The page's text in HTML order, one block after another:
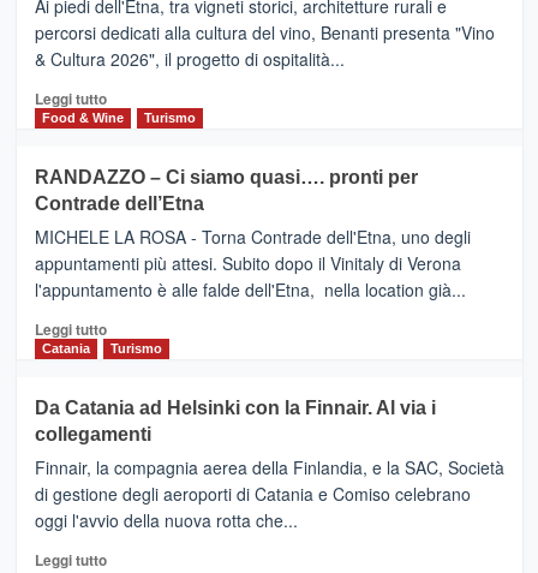
Alcantara
nei
primi
nella
classifica
PALACE
TAORMINA,
UN
HOTEL
FOUR
IL
NUOVO
SUMMER
CLUB
Ai piedi dell'Etna, tra vigneti storici, architetture rurali e
percorsi dedicati alla cultura del vino, Benanti presenta "Vino
& Cultura 2026", il progetto di ospitalità...
Leggi tuttoLeggi
di
VIAGRANDE
(Ct)
–
Benanti
presenta
“Vino
&
Cultura
tappe
dell’enoturismo
Food & Wine Turismo
RANDAZZO – Ci siamo quasi…. pronti per
Contrade dell’Etna
MICHELE LA ROSA - Torna Contrade dell'Etna, uno degli
appuntamenti più attesi. Subito dopo il Vinitaly di Verona
l'appuntamento è alle falde dell'Etna, nella location già...
Leggi tuttoLeggi
di
RANDAZZO
–
Ci
siamo
quasi….
pronti
per
Catania Turismo
Da Catania ad Helsinki con la Finnair. Al via i
collegamenti
Finnair, la compagnia aerea della Finlandia, e la SAC, Società
di gestione degli aeroporti di Catania e Comiso celebrano
oggi l'avvio della nuova rotta che...
Leggi tuttoLeggi